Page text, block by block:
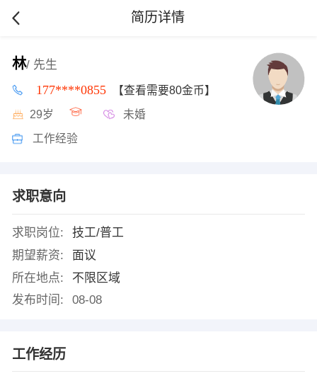
简历详情
林/ 先生
177****0855 【查看需要80金币】
29岁 未婚
工作经验
求职意向
求职岗位:
技工/普工
期望薪资:
面议
所在地点:
不限区域
发布时间:
08-08
工作经历